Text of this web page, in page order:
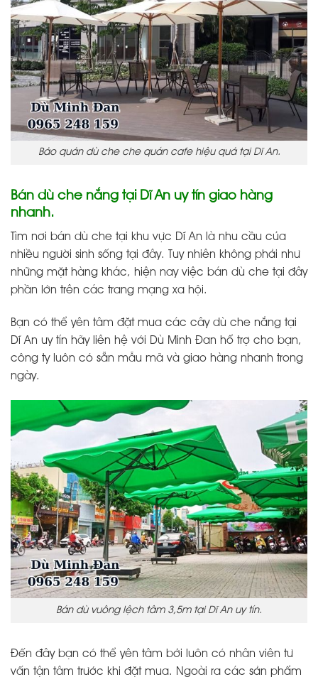
Bảo quản dù che che quán cafe hiệu quả tại Dĩ An.
Bán dù che nắng tại Dĩ An uy tín giao hàng
nhanh.
Tìm nơi bán dù che tại khu vực Dĩ An là nhu cầu của
nhiều người sinh sống tại đây. Tuy nhiên không phải như
những mặt hàng khác, hiện nay việc bán dù che tại đây
phần lớn trên các trang mạng xa hội.
Bạn có thể yên tâm đặt mua các cây dù che nắng tại
Dĩ An uy tín hãy liên hệ với Dù Minh Đan hổ trợ cho bạn,
công ty luôn có sẵn mẫu mã và giao hàng nhanh trong
ngày.
Bán dù vuông lệch tâm 3,5m tại Dĩ An uy tín.
Đến đây bạn có thể yên tâm bởi luôn có nhân viên tư
vấn tận tâm trước khi đặt mua. Ngoài ra các sản phẩm